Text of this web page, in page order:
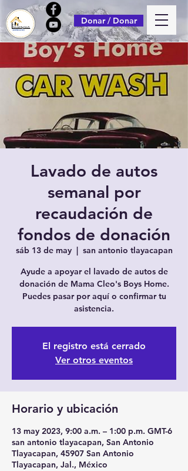
Donar / Donar
Lavado de autos
semanal por
recaudación de
fondos de donación
sáb 13 de may
  |
san antonio tlayacapan
Ayude a apoyar el lavado de autos de
donación de Mama Cleo's Boys Home.
Puedes pasar por aquí o confirmar tu
asistencia.
El registro está cerrado
Ver otros eventos
Horario y ubicación
13 may 2023, 9:00 a.m. – 1:00 p.m. GMT-6
san antonio tlayacapan, San Antonio
Tlayacapan, 45907 San Antonio
Tlayacapan, Jal., México